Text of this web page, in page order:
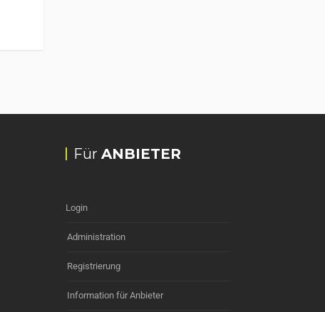
Für ANBIETER
Login
Administration
Registrierung
Information für Anbieter